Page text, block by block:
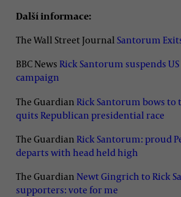
Další informace:
The Wall Street Journal Santorum
BBC News Rick Santorum suspends
campaign
The Guardian Rick Santorum bows to
quits Republican presidential race
The Guardian Rick Santorum: proud
departs with head held high
The Guardian Newt Gingrich to Rick
supporters: vote for me